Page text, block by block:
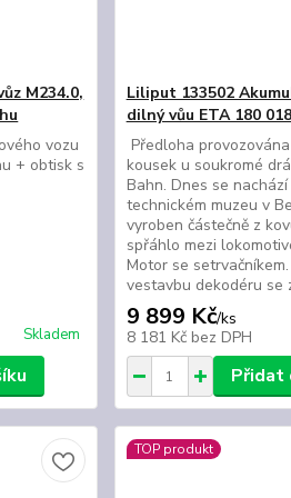
M234.0,
vozu
+ obtisk s
Skladem
Liliput 133502
dilný vůu ETA 180
Předloha
kousek u soukromé
Bahn. Dnes se nachází
technickém muzeu v
vyroben částečně z
spřáhlo mezi
Motor se
vestavbu dekodéru se
9 899 Kč/ks
8 181 Kč bez DPH
Přidat
TOP produkt